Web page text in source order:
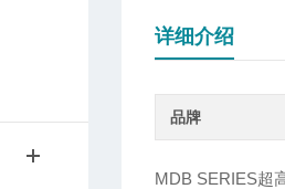
详细介绍
品牌
MDB SERIES超